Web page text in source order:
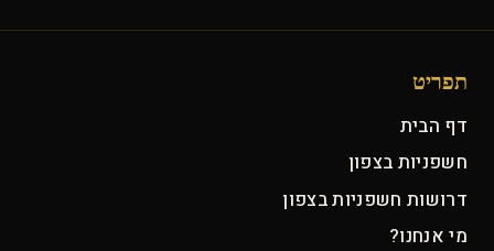
תפריט
דף הבית
חשפניות בצפון
דרושות חשפניות בצפון
מי אנחנו?